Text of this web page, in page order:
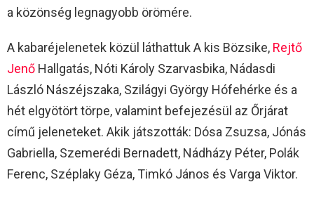
a közönség legnagyobb örömére.
A kabaréjelenetek közül láthattuk A kis Bözsike, Rejtő
Jenő Hallgatás, Nóti Károly Szarvasbika, Nádasdi
László Nászéjszaka, Szilágyi György Hófehérke és a
hét elgyötört törpe, valamint befejezésül az Őrjárat
című jeleneteket. Akik játszották: Dósa Zsuzsa, Jónás
Gabriella, Szemerédi Bernadett, Nádházy Péter, Polák
Ferenc, Széplaky Géza, Timkó János és Varga Viktor.